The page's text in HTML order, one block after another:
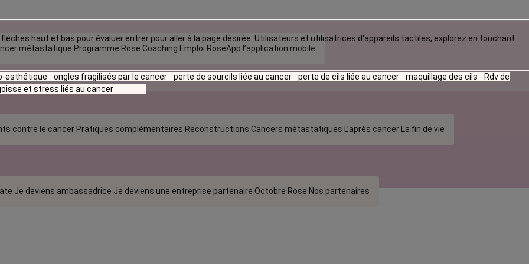
métastatique Programme Rose Coaching Emploi RoseApp l’application mobile
contre le cancer Pratiques complémentaires Reconstructions Cancers métastatiques L’après cancer La fin de vie
Je deviens ambassadrice Je deviens une entreprise partenaire Octobre Rose Nos partenaires
haut et bas pour évaluer entrer pour aller à la page désirée. Utilisateurs et utilisatrices d‘appareils tactiles, explorez en touchant
esthétique ongles fragilisés par le cancer perte de sourcils liée au cancer perte de cils liée au cancer maquillage des cils
Rdv de
et stress liés au cancer